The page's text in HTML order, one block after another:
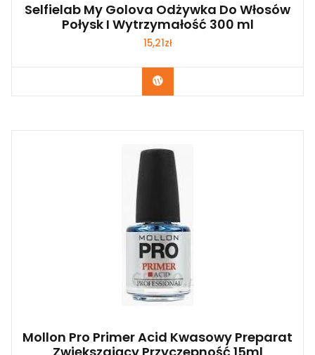
Selfielab My Golova Odżywka Do Włosów
Połysk I Wytrzymałość 300 ml
15,21zł
Zobacz
Mollon Pro Primer Acid Kwasowy Preparat